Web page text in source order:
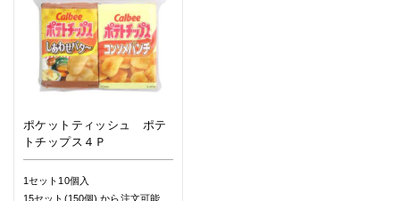
ポケットティッシュ ポテ
トチップス４Ｐ
1セット10個入
15セット(150個)から注文可能